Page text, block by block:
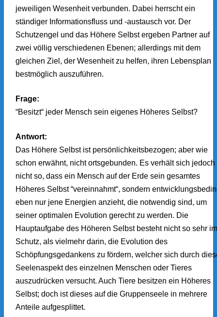
jeweiligen Wesenheit verbunden. Dabei herrscht ein
ständiger Informationsfluss und -austausch vor. Der
Schutzengel und das Höhere Selbst ergeben Partner auf
zwei völlig verschiedenen Ebenen; allerdings mit dem
gleichen Ziel, der Wesenheit zu helfen, ihren Lebensplan
bestmöglich auszuführen.
Frage:
“Besitzt“ jeder Mensch sein eigenes Höheres Selbst?
Antwort:
Das Höhere Selbst ist persönlichkeitsbezogen; aber wie
schon erwähnt, nicht ortsgebunden. Es verhält sich jedoch
nicht so, dass ein Mensch auf der Erde sein gesamtes
Höheres Selbst “vereinnahmt“, sondern
eben nur jene Energien anzieht, die notwendig sind, um
seiner optimalen Evolution gerecht zu werden. Die
Hauptaufgabe des Höheren Selbst besteht nicht so sehr im
Schutz, als vielmehr darin, die Evolution des
Schöpfungsgedankens zu fördern, welcher sich durch
Seelenaspekt des einzelnen Menschen oder Tieres
auszudrücken versucht. Auch Tiere besitzen ein Höheres
Selbst; doch ist dieses auf die Gruppenseele in mehrere
Anteile aufgesplittet.